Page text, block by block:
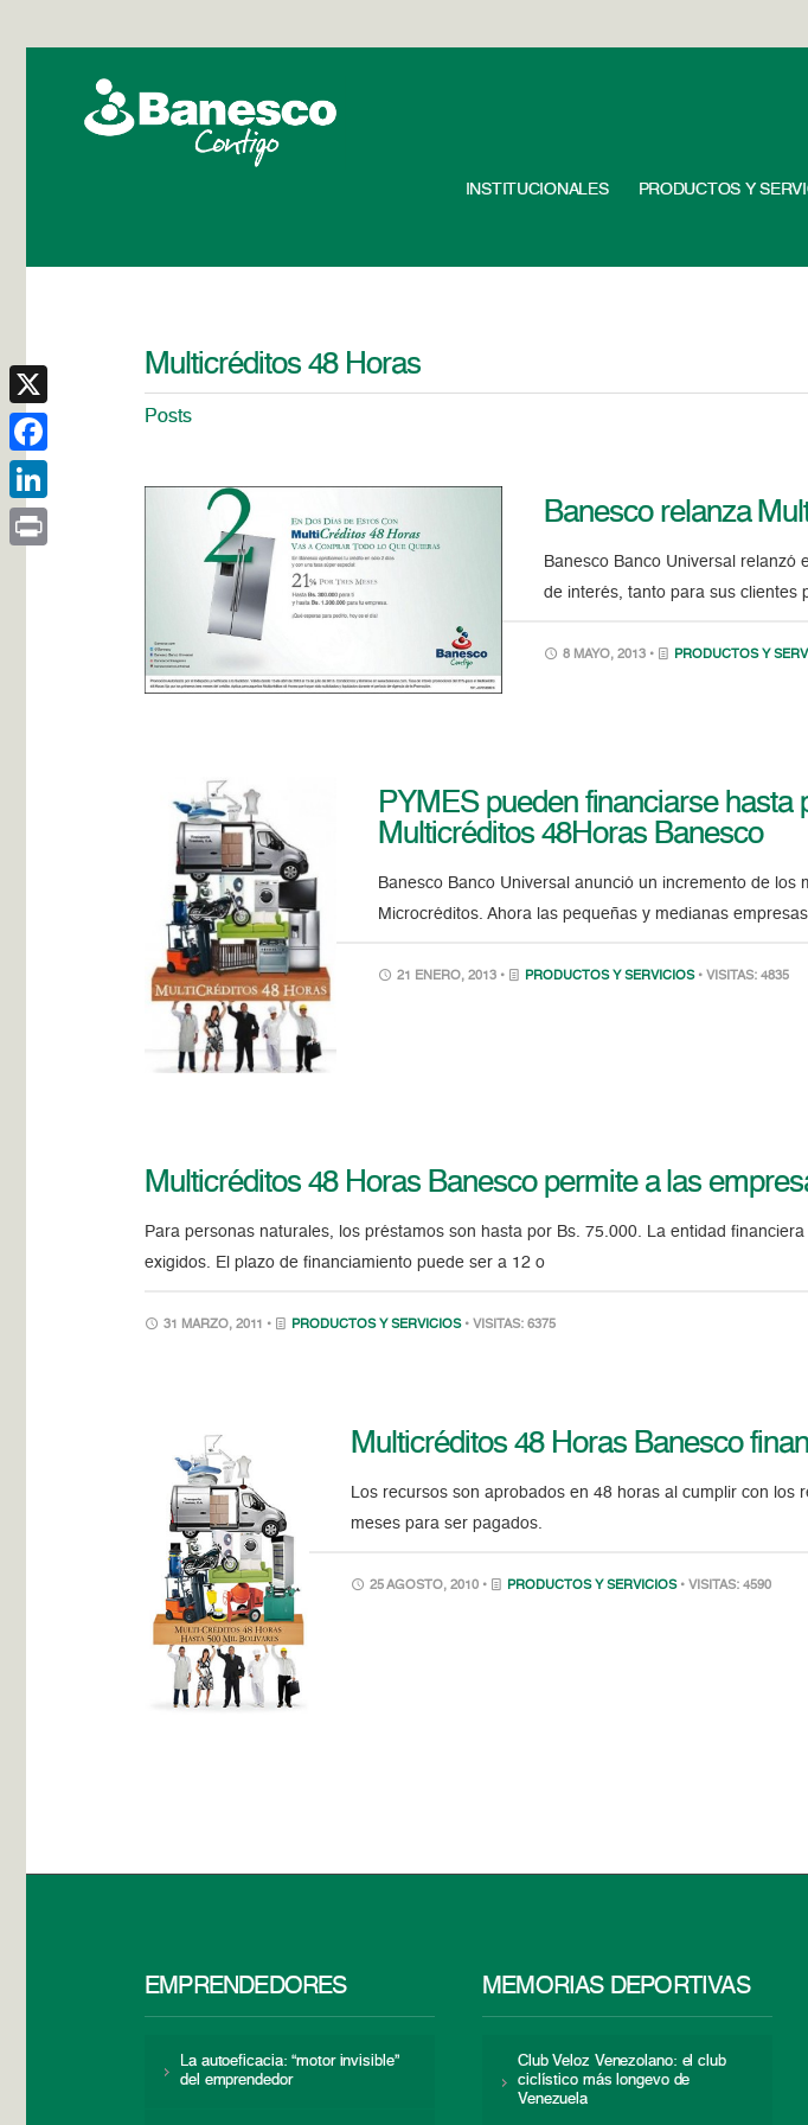
INSTITUCIONALES PRODUCTOS Y
Multicréditos 48 Horas
Posts
Banesco relanza
Banesco Banco Universal relanzó
de interés, tanto para sus
8 MAYO, 2013 • PRODUCTOS Y
PYMES pueden financiarse
Multicréditos 48Horas Banesco
Banesco Banco Universal anunció un incremento de
Microcréditos. Ahora las pequeñas y medianas
21 ENERO, 2013 • PRODUCTOS Y SERVICIOS • VISITAS: 4835
Multicréditos 48 Horas Banesco permite a las
Para personas naturales, los préstamos son hasta por Bs. 75.000. La entidad
exigidos. El plazo de financiamiento puede ser a 12 o
31 MARZO, 2011 • PRODUCTOS Y SERVICIOS • VISITAS: 6375
Multicréditos 48 Horas Banesco
Los recursos son aprobados en 48 horas al cumplir con
meses para ser pagados.
25 AGOSTO, 2010 • PRODUCTOS Y SERVICIOS • VISITAS: 4590
EMPRENDEDORES
La autoeficacia: “motor invisible”
del emprendedor
MEMORIAS DEPORTIVAS
Club Veloz Venezolano: el club
ciclístico más longevo de
Venezuela
X
Facebook
LinkedIn